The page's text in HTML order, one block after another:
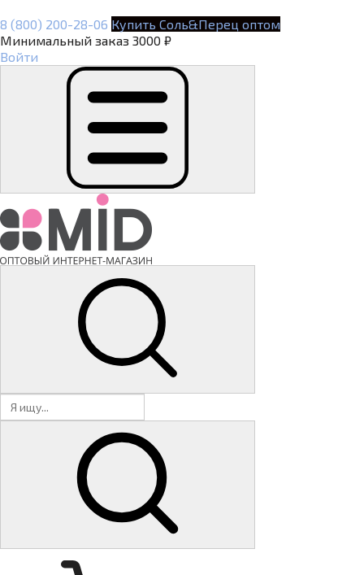
8 (800) 200-28-06 Купить Соль&Перец оптом
Минимальный заказ 3000 ₽
Войти